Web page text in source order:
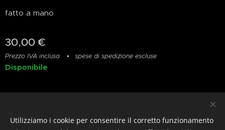
fatto a mano
30,00 €
Prezzo IVA inclusa spese di spedizione escluse
Disponibile
© photostylist.it
- 2026 All rights reserved Cookies
Utilizziamo i cookie per consentire il corretto funzionamento